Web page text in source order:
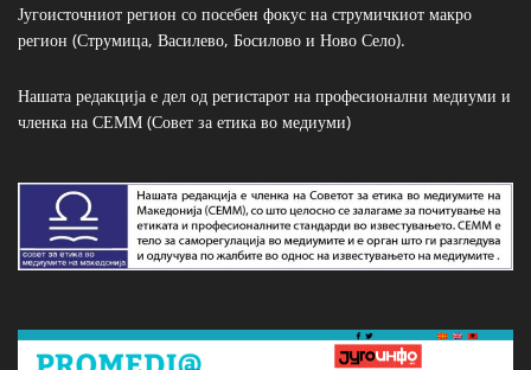
Југоисточниот регион со посебен фокус на струмичкиот макро
регион (Струмица, Василево, Босилово и Ново Село).
Нашата редакција е дел од регистарот на професионални медиуми и
членка на СЕММ (Совет за етика во медиуми)